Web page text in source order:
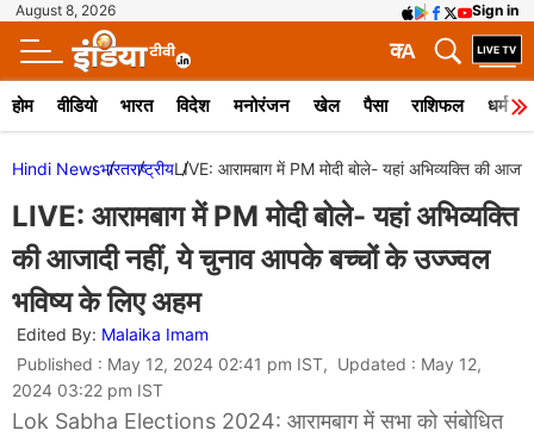
August 8, 2026 Sign in
A
क
होम वीडियो भारत विदेश मनोरंजन खेल पैसा राशिफल धर्म
Hindi Newsभारतराष्ट्रीयLIVE: आरामबाग में PM मोदी बोले- यहां अभिव्यक्ति की
LIVE: आरामबाग में PM मोदी बोले- यहां अभिव्यक्ति
की आजादी नहीं, ये चुनाव आपके बच्चों के उज्ज्वल
भविष्य के लिए अहम
Edited By: Malaika Imam
Published : May 12, 2024 02:41 pm IST, Updated : May 12,
2024 03:22 pm IST
Lok Sabha Elections 2024: आरामबाग में सभा को संबोधित